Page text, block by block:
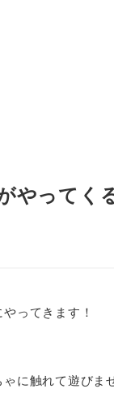
やってく
ってきます！
に触れて遊びま